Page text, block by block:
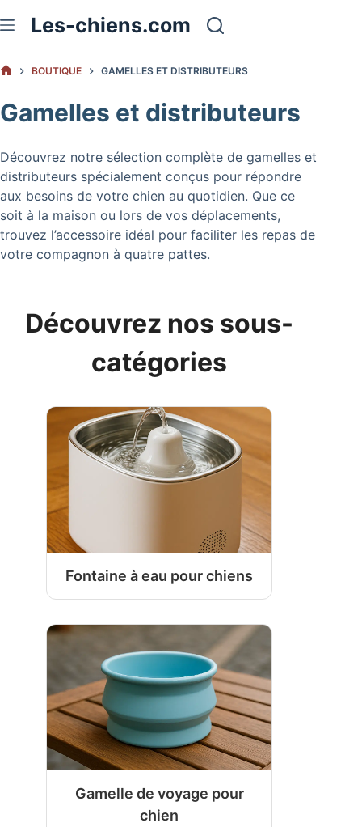
au
Les-chiens.com
BOUTIQUE GAMELLES ET DISTRIBUTEURS
Gamelles et distributeurs
Découvrez notre sélection complète de gamelles et
distributeurs spécialement conçus pour répondre
aux besoins de votre chien au quotidien. Que ce
soit à la maison ou lors de vos déplacements,
trouvez l’accessoire idéal pour faciliter les repas de
votre compagnon à quatre pattes.
Découvrez nos sous-
catégories
Fontaine à eau pour chiens
Gamelle de voyage pour
chien